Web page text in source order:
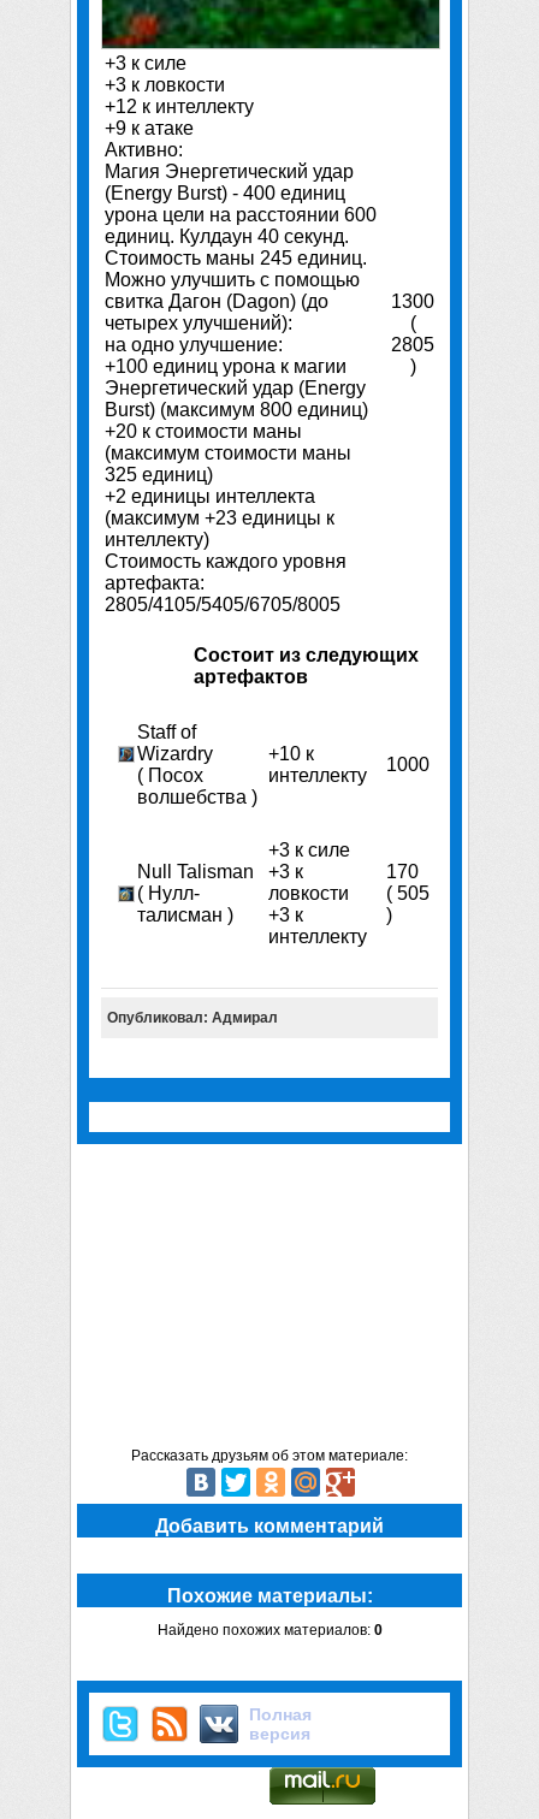
+3 к силе
+3 к ловкости
+12 к интеллекту
+9 к атаке
Активно:
Магия Энергетический удар
(Energy Burst) - 400 единиц
урона цели на расстоянии 600
единиц. Кулдаун 40 секунд.
Стоимость маны 245 единиц.
Можно улучшить с помощью
свитка Дагон (Dagon) (до
четырех улучшений):
на одно улучшение:
+100 единиц урона к магии
Энергетический удар (Energy
Burst) (максимум 800 единиц)
+20 к стоимости маны
(максимум стоимости маны
325 единиц)
+2 единицы интеллекта
(максимум +23 единицы к
интеллекту)
Стоимость каждого уровня
артефакта:
2805/4105/5405/6705/8005
1300
(
2805
)
Состоит из следующих
артефактов
Staff of
Wizardry
( Посох
волшебства )
+10 к
интеллекту
1000
Null Talisman
( Нулл-
талисман )
+3 к силе
+3 к
ловкости
+3 к
интеллекту
170
( 505
)
Опубликовал: Адмирал
Рассказать друзьям об этом материале:
Добавить комментарий
Похожие материалы:
Найдено похожих материалов: 0
Полная
версия